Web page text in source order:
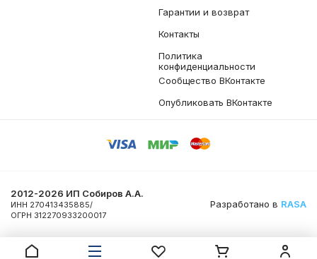
Гарантии и возврат
Контакты
Политика
конфиденциальности
Сообщество ВКонтакте
Опубликовать ВКонтакте
2012-2026 ИП Собиров А.А.
ИНН 270413435885/
ОГРН 312270933200017
Разработано в RASA